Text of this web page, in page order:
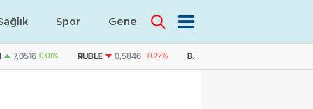
Spor Genel Dünya
7,0516 0.01% RUBLE 0,5846 -0.27% BAE DIRHEMI